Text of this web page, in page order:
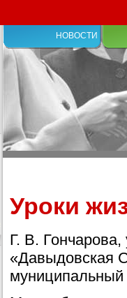
НОВОСТИ
Уроки
Г. В.
«Давыдовская